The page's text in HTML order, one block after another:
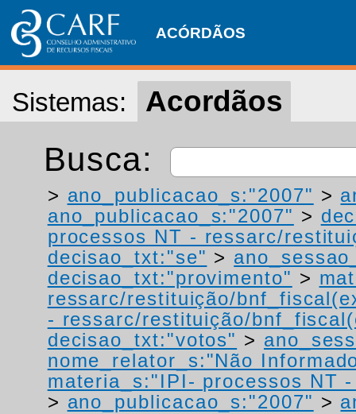
ACÓRDÃOS
Sistemas: Acordãos
Busca:
> ano_publicacao_s:"2007" >
ano_publicacao_s:"2007" >
processos NT - ressarc/
decisao_txt:"se" >
decisao_txt:"provimento" >
ressarc/restituição/
- ressarc/restituição/
decisao_txt:"votos" >
nome_relator_s:"Não
materia_s:"IPI- processos NT
> ano_publicacao_s:"2007" >